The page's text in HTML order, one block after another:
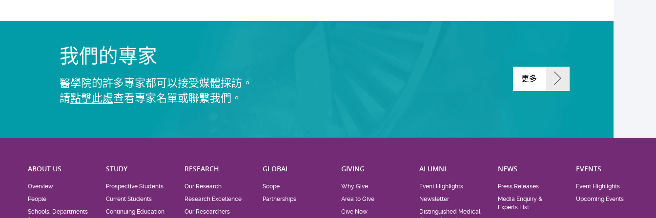
我們的專家
醫學院的許多專家都可以接受媒體採訪。
請點擊此處查看專家名單或聯繫我們。
更多
ABOUT US
Overview
People
Schools, Departments
STUDY
Prospective Students
Current Students
Continuing Education
RESEARCH
Our Research
Research Excellence
Our Researchers
GLOBAL
Scope
Partnerships
GIVING
Why Give
Area to Give
Give Now
ALUMNI
Event Highlights
Newsletter
Distinguished Medical
NEWS
Press Releases
Media Enquiry &
Experts List
EVENTS
Event Highlights
Upcoming Events